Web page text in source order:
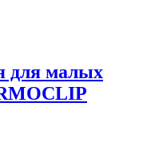
для малых